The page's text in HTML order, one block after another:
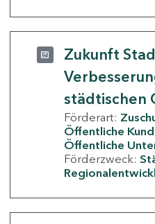
Zukunft
städtischen
Förderart:
Öffentliche
Öffentliche
Förderzweck: